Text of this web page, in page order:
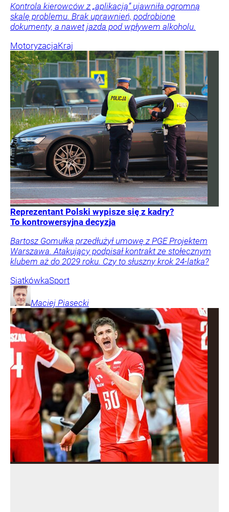
Kontrola kierowców z „aplikacją” ujawniła ogromną
skalę problemu. Brak uprawnień, podrobione
dokumenty, a nawet jazda pod wpływem alkoholu.
MotoryzacjaKraj
Reprezentant Polski wypisze się z kadry?
To kontrowersyjna decyzja
Bartosz Gomułka przedłużył umowę z PGE Projektem
Warszawa. Atakujący podpisał kontrakt ze stołecznym
klubem aż do 2029 roku. Czy to słuszny krok 24-latka?
SiatkówkaSport
Maciej Piasecki